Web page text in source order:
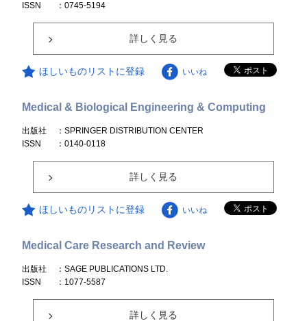
ISSN
：0745-5194
詳しく見る
ほしいものリストに登録 いいね
Medical & Biological Engineering & Computing
出版社
：SPRINGER DISTRIBUTION CENTER
ISSN
：0140-0118
詳しく見る
ほしいものリストに登録 いいね
Medical Care Research and Review
出版社
：SAGE PUBLICATIONS LTD.
ISSN
：1077-5587
詳しく見る